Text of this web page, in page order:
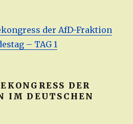
der AfD-Fraktion
– TAG 1
DER
IM DEUTSCHEN